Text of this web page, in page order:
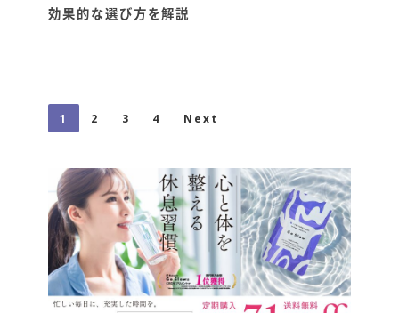
効果的な選び方を解説
1 2 3 4 Next